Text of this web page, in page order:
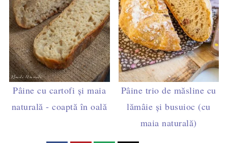
Pâine cu cartofi și maia
naturală - coaptă în oală
Pâine trio de măsline cu
lămâie și busuioc (cu
maia naturală)